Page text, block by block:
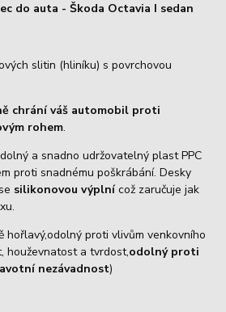
do auta - Škoda Octavia I sedan
slitin (hliníku) s povrchovou
chrání váš automobil proti
rohem.
a snadno udržovatelný plast PPC
proti snadnému poškrábání. Desky
silikonovou výplnícož zaručuje jak
hořlavý,odolný proti vlivům venkovního
houževnatost a tvrdost,odolný proti
nezávadnost)